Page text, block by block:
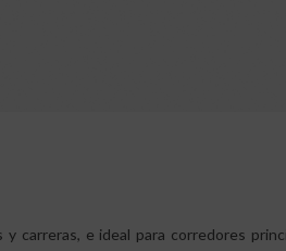
y carreras, e ideal para corredores